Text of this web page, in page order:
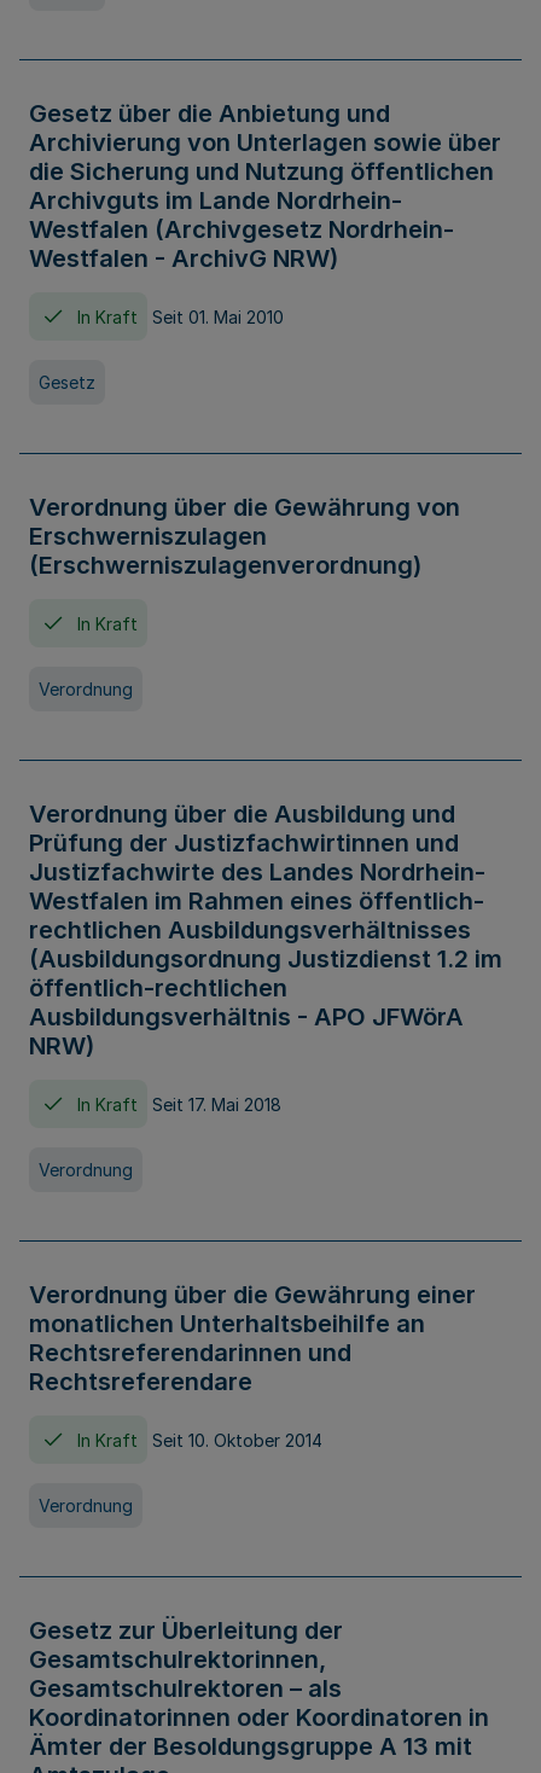
Gesetz über die Anbietung und
Archivierung von Unterlagen sowie über
die Sicherung und Nutzung öffentlichen
Archivguts im Lande Nordrhein-
Westfalen (Archivgesetz Nordrhein-
Westfalen - ArchivG NRW)
In Kraft Seit 01. Mai 2010
Gesetz
Verordnung über die Gewährung von
Erschwerniszulagen
(Erschwerniszulagenverordnung)
In Kraft
Verordnung
Verordnung über die Ausbildung und
Prüfung der Justizfachwirtinnen und
Justizfachwirte des Landes Nordrhein-
Westfalen im Rahmen eines öffentlich-
rechtlichen Ausbildungsverhältnisses
(Ausbildungsordnung Justizdienst 1.2 im
öffentlich-rechtlichen
Ausbildungsverhältnis - APO JFWörA
NRW)
In Kraft Seit 17. Mai 2018
Verordnung
Verordnung über die Gewährung einer
monatlichen Unterhaltsbeihilfe an
Rechtsreferendarinnen und
Rechtsreferendare
In Kraft Seit 10. Oktober 2014
Verordnung
Gesetz zur Überleitung der
Gesamtschulrektorinnen,
Gesamtschulrektoren – als
Koordinatorinnen oder Koordinatoren in
Ämter der Besoldungsgruppe A 13 mit